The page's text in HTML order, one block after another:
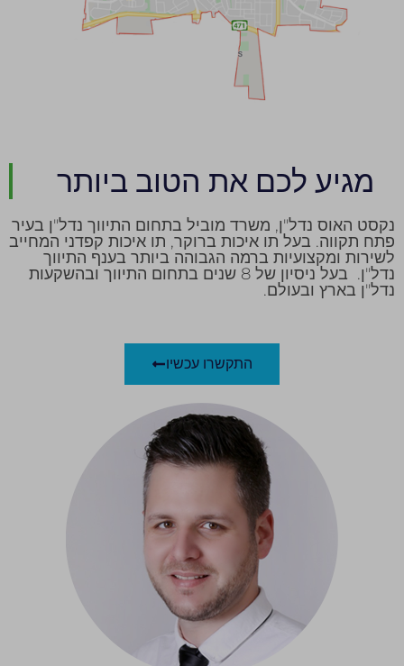
מגיע לכם את הטוב ביותר
נקסט האוס נדל"ן, משרד מוביל בתחום התיווך נדל"ן בעיר
פתח תקווה. בעל תו איכות ברוקר, תו איכות קפדני המחייב
לשירות ומקצועיות ברמה הגבוהה ביותר בענף התיווך
נדל"ן. בעל ניסיון של 8 שנים בתחום התיווך ובהשקעות
נדל"ן בארץ ובעולם.
התקשרו עכשיו